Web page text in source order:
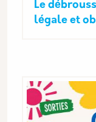
Le
légale et